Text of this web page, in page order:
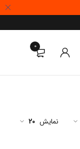
0
نمایش 20